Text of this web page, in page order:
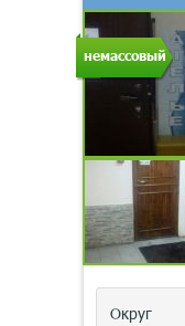
немассовый
Округ